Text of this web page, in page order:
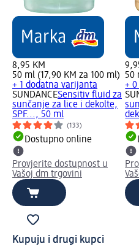
8,95 KM
50 ml (17,90 KM za 100 ml)
+ 1 dodatna varijanta
SUNDANCESensitiv fluid za
sunčanje za lice i dekolte,
SPF..., 50 ml
(133)
Dostupno online
Provjerite dostupnost u
Vašoj dm trgovini
50
+
Kupuju i drugi kupci